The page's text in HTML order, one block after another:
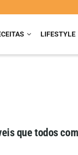
LIFESTYLE
que todos